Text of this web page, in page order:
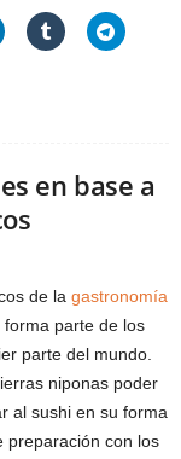
en base a
de la gastronomía
forma parte de los
parte del mundo.
niponas poder
al sushi en su forma
preparación con los